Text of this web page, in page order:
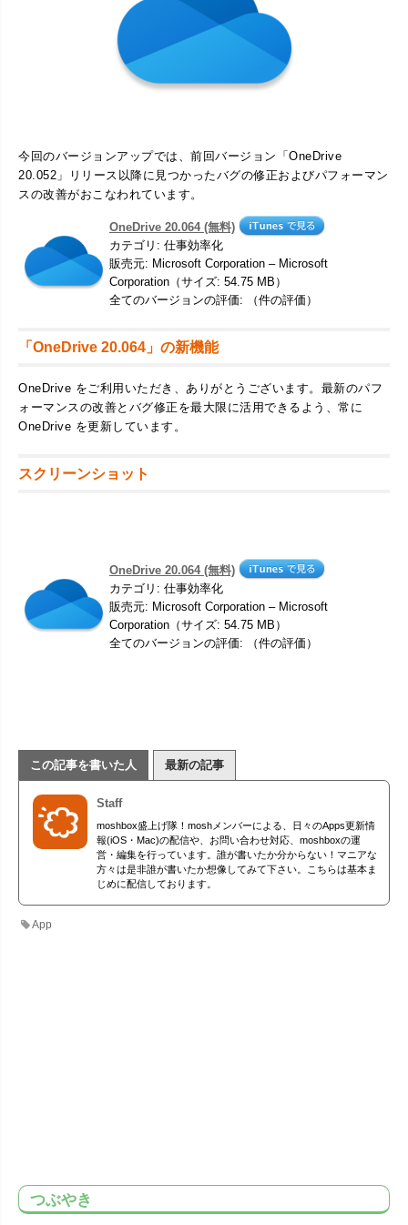
今回のバージョンアップでは、前回バージョン「OneDrive
20.052」リリース以降に見つかったバグの修正およびパフォーマン
スの改善がおこなわれています。
OneDrive 20.064 (無料)
カテゴリ: 仕事効率化
販売元: Microsoft Corporation – Microsoft
Corporation（サイズ: 54.75 MB）
全てのバージョンの評価: （件の評価）
「OneDrive 20.064」の新機能
OneDrive をご利用いただき、ありがとうございます。最新のパフ
ォーマンスの改善とバグ修正を最大限に活用できるよう、常に
OneDrive を更新しています。
スクリーンショット
OneDrive 20.064 (無料)
カテゴリ: 仕事効率化
販売元: Microsoft Corporation – Microsoft
Corporation（サイズ: 54.75 MB）
全てのバージョンの評価: （件の評価）
この記事を書いた人 最新の記事
Staff
moshbox盛上げ隊！moshメンバーによる、日々のApps更新情
報(iOS・Mac)の配信や、お問い合わせ対応、moshboxの運
営・編集を行っています。誰が書いたか分からない！マニアな
方々は是非誰が書いたか想像してみて下さい。こちらは基本ま
じめに配信しております。
App
つぶやき